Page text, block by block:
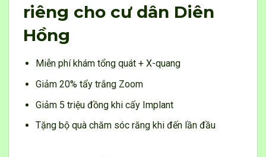
riêng cho cư dân Diên
Hồng
Miễn phí khám tổng quát + X-quang
Giảm 20% tẩy trắng Zoom
Giảm 5 triệu đồng khi cấy Implant
Tặng bộ quà chăm sóc răng khi đến lần đầu